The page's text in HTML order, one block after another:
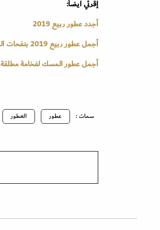
إقرئي ايضاً:
أجدد عطور ربيع 2019
أجمل عطور ربيع 2019 بنفحات الزهور
أجمل عطور المسك لفخامة مطلقة
سمات : عطور العطور